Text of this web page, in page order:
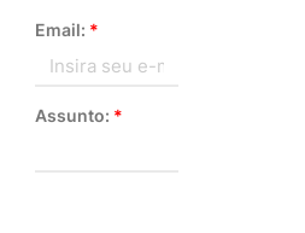
Email: *
Assunto: *